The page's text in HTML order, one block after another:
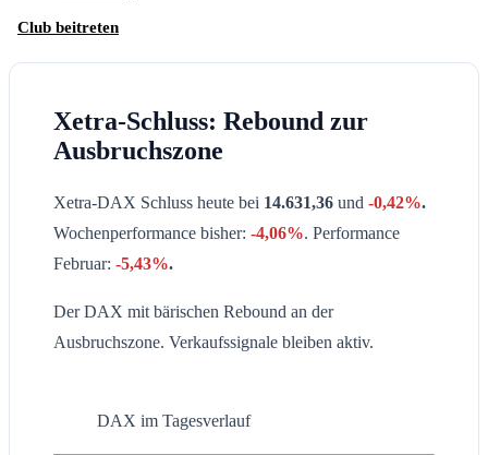
Club beitreten
Xetra-Schluss: Rebound zur
Ausbruchszone
Xetra-DAX Schluss heute bei 14.631,36 und -0,42%.
Wochenperformance bisher: -4,06%. Performance
Februar: -5,43%.
Der DAX mit bärischen Rebound an der
Ausbruchszone. Verkaufssignale bleiben aktiv.
DAX im Tagesverlauf